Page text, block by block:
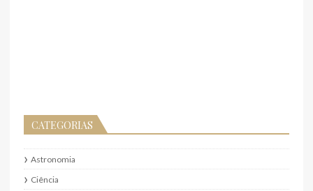
CATEGORIAS
Astronomia
Ciência